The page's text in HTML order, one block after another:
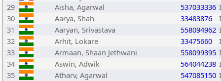
29
Aisha, Agarwal 537033336
30
Aarya, Shah 33483876
31
Aaryan, Srivastava 558094962
32
Arhit, Lokare 33475660
33
Armaan, Shaan Jethwani 558099395
34
Aswin, Adwik 564044238
35
Atharv, Agarwal 547085150